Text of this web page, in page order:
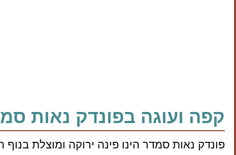
קפה ועוגה בפונדק נאות
פונדק נאות סמדר הינו פינה ירוקה ומוצלת